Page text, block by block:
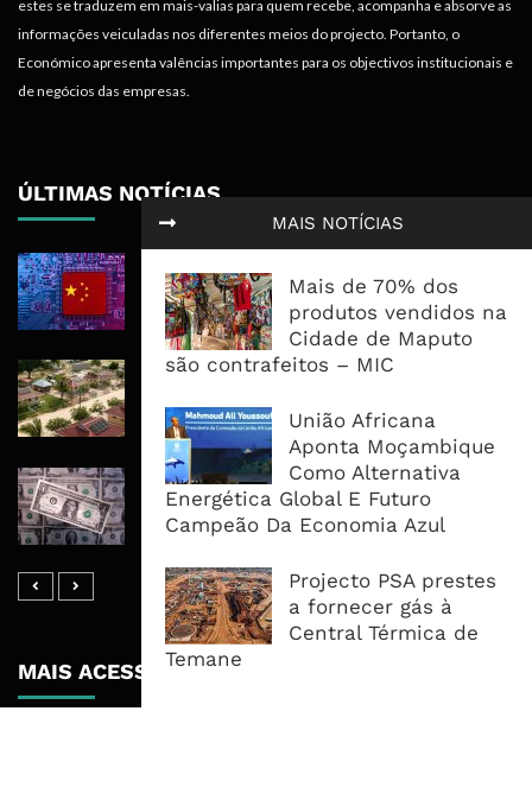
MAIS NOTÍCIAS
Mais de 70% dos
produtos vendidos na
Cidade de Maputo
são contrafeitos – MIC
União Africana
Aponta Moçambique
Como Alternativa
Energética Global E Futuro
Campeão Da Economia Azul
Projecto PSA prestes
a fornecer gás à
Central Térmica de
Temane
estes se traduzem em mais-valias para quem recebe, acompanha e absorve as
informações veiculadas nos diferentes meios do projecto. Portanto, o
Económico apresenta valências importantes para os objectivos institucionais e
de negócios das empresas.
ÚLTIMAS NOTÍCIAS
ao Serviço da Corrida Global Pela IA
Mozambique LNG Mobiliza 28 Mil
Emprego Juvenil em Cabo Delgado
Dólar Perto de Mínimo de Dois
Meses Com Inflação dos EUA a
Dominar Semana Cambial
MAIS ACESSADOS